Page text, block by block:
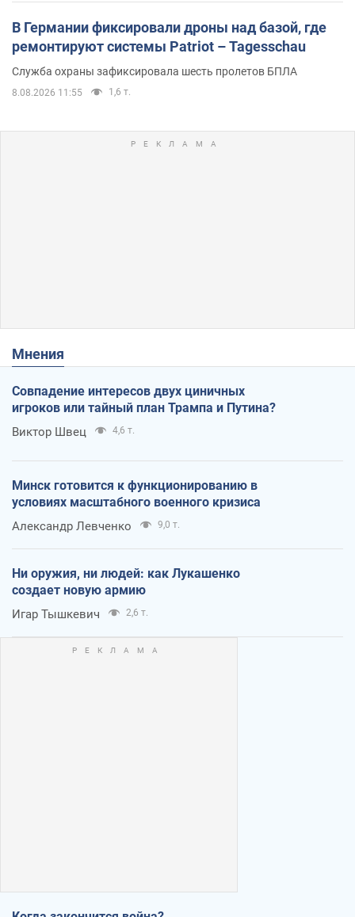
В Германии фиксировали дроны над базой, где
ремонтируют системы Patriot – Tagesschau
Служба охраны зафиксировала шесть пролетов БПЛА
8.08.2026 11:55 1,6 т.
Мнения
Совпадение интересов двух циничных
игроков или тайный план Трампа и Путина?
Виктор Швец 4,6 т.
Минск готовится к функционированию в
условиях масштабного военного кризиса
Александр Левченко 9,0 т.
Ни оружия, ни людей: как Лукашенко
создает новую армию
Игар Тышкевич 2,6 т.